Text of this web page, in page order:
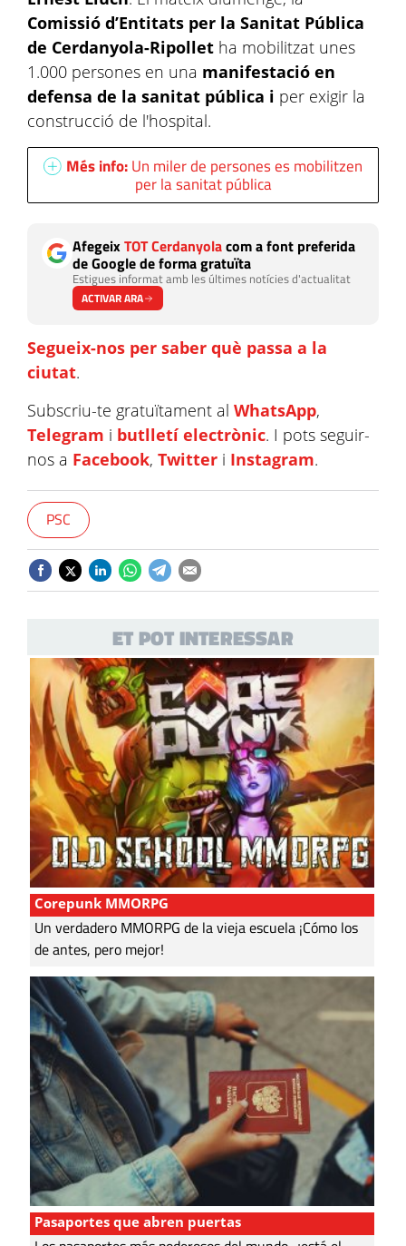
Comissió d’Entitats per la Sanitat Pública
de Cerdanyola-Ripollet ha mobilitzat unes
1.000 persones en una manifestació en
defensa de la sanitat pública i per exigir la
construcció de l'hospital.
Més info:Un miler de persones es mobilitzen
per la sanitat pública
AfegeixTOT Cerdanyolacom a font preferida
de Google de forma gratuïta
Estigues informat amb les últimes notícies d'actualitat
ACTIVAR ARA
Segueix-nos per saber què passa a la
ciutat.
Subscriu-te gratuïtament al WhatsApp,
Telegram i butlletí electrònic. I pots seguir-
nos a Facebook, Twitter i Instagram.
PSC
ET POT INTERESSAR
Corepunk MMORPG
Un verdadero MMORPG de la vieja escuela ¡Cómo los
de antes, pero mejor!
Pasaportes que abren puertas